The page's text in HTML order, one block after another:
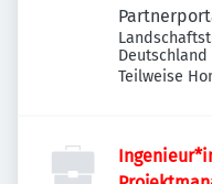
Deutschland
Teilweise